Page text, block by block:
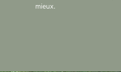
mieux.